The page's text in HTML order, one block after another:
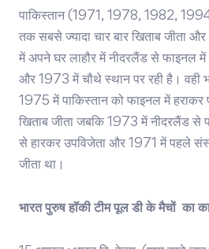
पाकिस्तान (1971, 1978, 1982,
तक सबसे ज्यादा चार बार खिताब जीता
में अपने घर लाहौर में नीदरलैंड से फाइनल में
और 1973 में चौथे स्थान पर रही है। वही
1975 में पाकिस्तान को फाइनल में
खिताब जीता जबकि 1973 में नीदरलैंड से
से हारकर उपविजेता और 1971 में पहले
जीता था।
भारत पुरुष हॉकी टीम पूल डी के मैचों का